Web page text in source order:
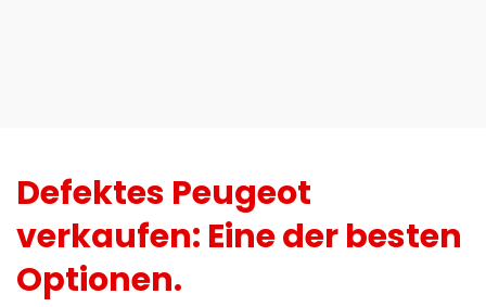
Defektes Peugeot
verkaufen: Eine der besten
Optionen.